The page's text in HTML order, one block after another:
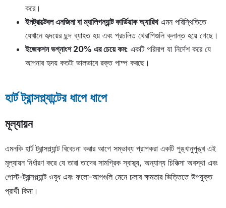
করে।
ইনট্রাক্টেবল এনজিনা বা ম্যালিগন্যান্ট কার্ডিয়াক অ্যারিথএমন পরিস্থিতিতে
যেখানে হৃদয়ের ছন্দ ব্যাহত হয় এবং প্রচলিত থেরাপিগুলি ক্লান্ত হয়ে গেছে।
ইজেকশন ভগ্নাংশ 20% এর চেয়ে কম: একটি পরিমাপ যা নির্দেশ করে যে
আপনার হৃদয় কতটা ভালভাবে রক্ত পাম্প করছে।
হার্ট ট্রান্সপ্ল্যান্টের ধাপে ধাপে
মূল্যায়ন
এমনকি হার্ট ট্রান্সপ্ল্যান্ট বিবেচনা করার আগে সম্ভাব্য প্রাপকরা একটি পুঙ্খানুপুঙ্খ এই
মূল্যায়ন নির্ধারণ করে যে তারা তাদের সামগ্রিক স্বাস্থ্য, অন্যান্য চিকিত্সা অবস্থা এবং
পোস্ট-ট্রান্সপ্ল্যান্ট ওষুধ এবং ফলো-আপগুলি মেনে চলার ক্ষমতার ভিত্তিতে উপযুক্ত
প্রার্থী কিনা।